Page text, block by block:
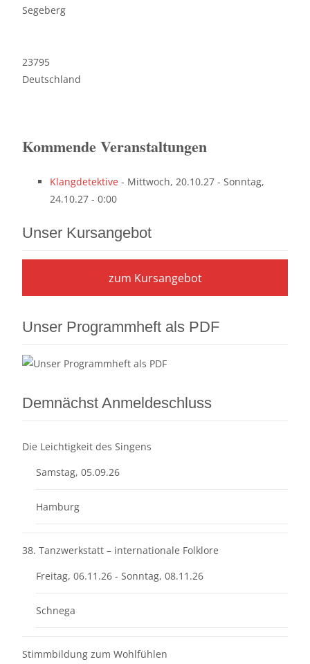
Segeberg
23795
Deutschland
Kommende Veranstaltungen
Klangdetektive - Mittwoch, 20.10.27 - Sonntag,
24.10.27 - 0:00
Unser Kursangebot
zum Kursangebot
Unser Programmheft als PDF
Demnächst Anmeldeschluss
Die Leichtigkeit des Singens
Samstag, 05.09.26
Hamburg
38. Tanzwerkstatt – internationale Folklore
Freitag, 06.11.26 - Sonntag, 08.11.26
Schnega
Stimmbildung zum Wohlfühlen